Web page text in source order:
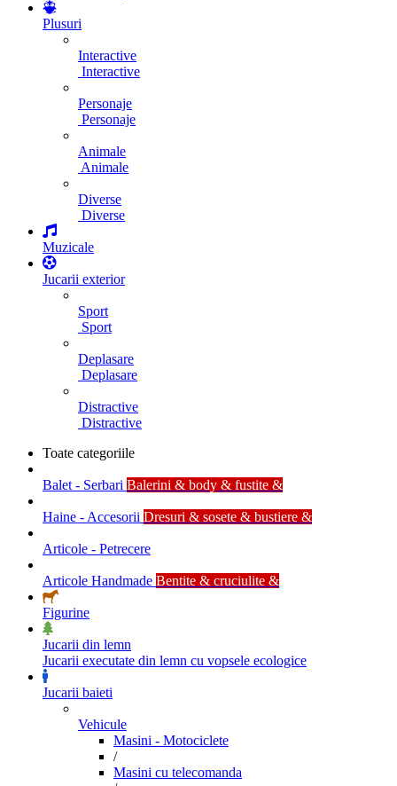
Plusuri
Interactive
Interactive
Personaje
Personaje
Animale
Animale
Diverse
Diverse
Muzicale
Jucarii exterior
Sport
Sport
Deplasare
Deplasare
Distractive
Distractive
Toate categoriile
Balet - Serbari Balerini & body & fustite &
Haine - Accesorii Dresuri & sosete & bustiere &
Articole - Petrecere
Articole Handmade Bentite & cruciulite &
Figurine
Jucarii din lemn
Jucarii executate din lemn cu vopsele ecologice
Jucarii baieti
Vehicule
Masini - Motociclete
/
Masini cu telecomanda